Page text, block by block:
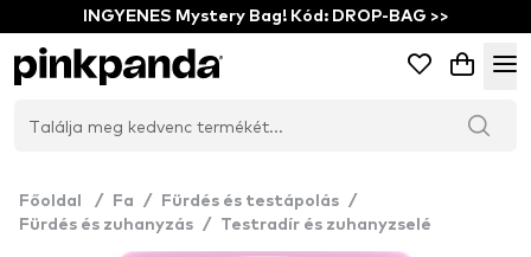
INGYENES Mystery Bag! Kód: DROP-BAG >>
Főoldal / Fa / Fürdés és testápolás /
Fürdés és zuhanyzás / Testradír és zuhanyzselé